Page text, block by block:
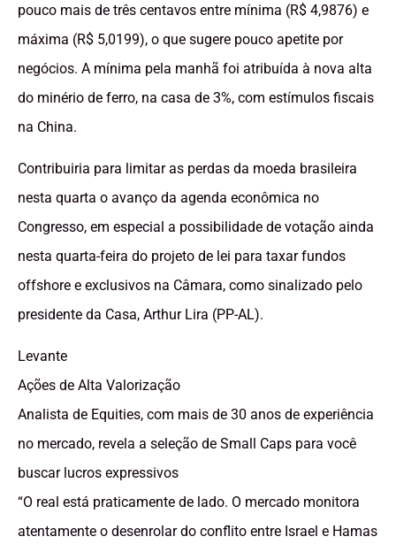
pouco mais de três centavos entre mínima (R$ 4,9876) e
máxima (R$ 5,0199), o que sugere pouco apetite por
negócios. A mínima pela manhã foi atribuída à nova alta
do minério de ferro, na casa de 3%, com estímulos fiscais
na China.
Contribuiria para limitar as perdas da moeda brasileira
nesta quarta o avanço da agenda econômica no
Congresso, em especial a possibilidade de votação ainda
nesta quarta-feira do projeto de lei para taxar fundos
offshore e exclusivos na Câmara, como sinalizado pelo
presidente da Casa, Arthur Lira (PP-AL).
Levante
Ações de Alta Valorização
Analista de Equities, com mais de 30 anos de experiência
no mercado, revela a seleção de Small Caps para você
buscar lucros expressivos
“O real está praticamente de lado. O mercado monitora
atentamente o desenrolar do conflito entre Israel e Hamas